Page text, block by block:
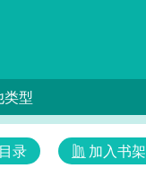
类型
加入书架
录